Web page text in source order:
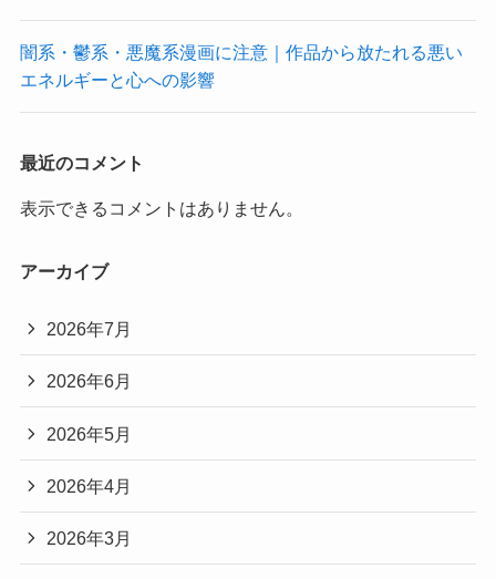
闇系・鬱系・悪魔系漫画に注意｜作品から放たれる悪い
エネルギーと心への影響
最近のコメント
表示できるコメントはありません。
アーカイブ
2026年7月
2026年6月
2026年5月
2026年4月
2026年3月